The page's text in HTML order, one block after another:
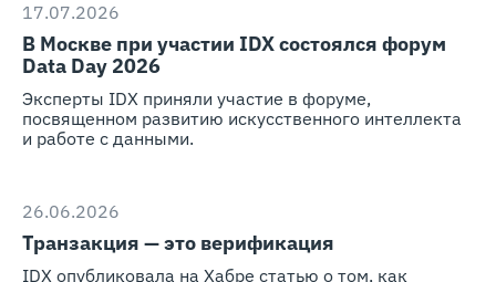
17.07.2026
В Москве при участии IDX состоялся форум
Data Day 2026
Эксперты IDX приняли участие в форуме,
посвященном развитию искусственного интеллекта
и работе с данными.
26.06.2026
Транзакция — это верификация
IDX опубликовала на Хабре статью о том, как